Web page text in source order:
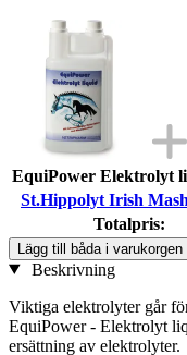
EquiPower Elektrolyt
St.Hippolyt Irish
Totalpris:
Lägg till båda i varukorgen
Beskrivning
Viktiga elektrolyter går
EquiPower - Elektrolyt
ersättning av elektrolyter.